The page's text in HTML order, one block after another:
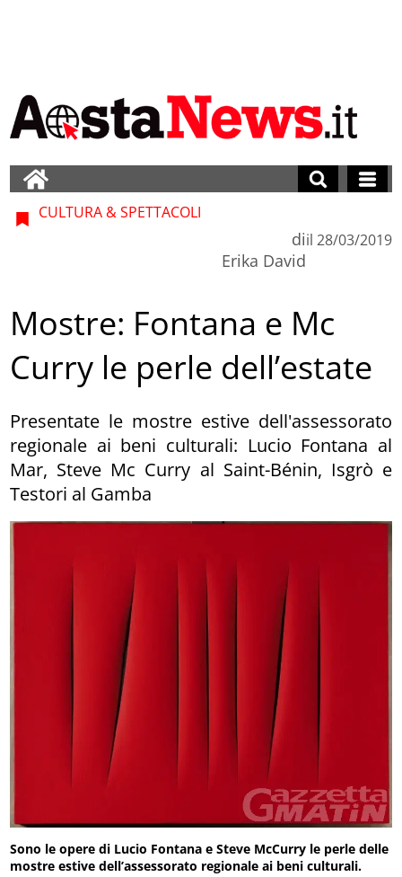
CULTURA & SPETTACOLI
di
Erika David
il 28/03/2019
Mostre: Fontana e Mc
Curry le perle dell’estate
Presentate le mostre estive dell'assessorato
regionale ai beni culturali: Lucio Fontana al
Mar, Steve Mc Curry al Saint-Bénin, Isgrò e
Testori al Gamba
Sono le opere di Lucio Fontana e Steve McCurry le perle delle
mostre estive dell’assessorato regionale ai beni culturali.